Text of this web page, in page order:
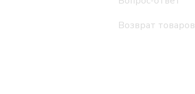
Возврат товаров